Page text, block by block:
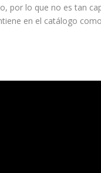
por lo que no es tan
en el catálogo como